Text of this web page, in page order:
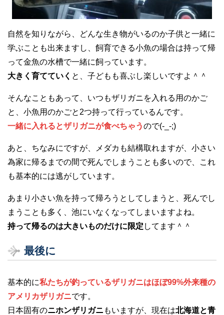
自然を知りながら、どんな生き物がいるのか子供と一緒に
学ぶことも出来ますし、飼育できる小魚の場合は持って帰
って金魚の水槽で一緒に飼っています。
大きく育てていく と、子どもも喜ぶし楽しいですよ＾＾
そんなこともあって、いつもザリガニを入れる用のかご
と、小魚用のかごと2つ持って行っているんです。
一緒に入れるとザリガニが食べちゃうので(-_-;)
あと、ちなみにですが、メダカも結構取れますが、小さい
為家に帰るまでの間で死んでしまうことも多いので、これ
も基本的には逃がしています。
あまり小さい魚を持って帰ろうとしてしまうと、死んでし
まうことも多く、池にいなくなってしまいますよね。
持って帰るのは大きいものだけに限定 してます＾＾
最後に
基本的に私たちが釣っているザリガニはほぼ99%外来種の
アメリカザリガニです。
日本固有のニホンザリガニ もいますが、現在は北海道と青